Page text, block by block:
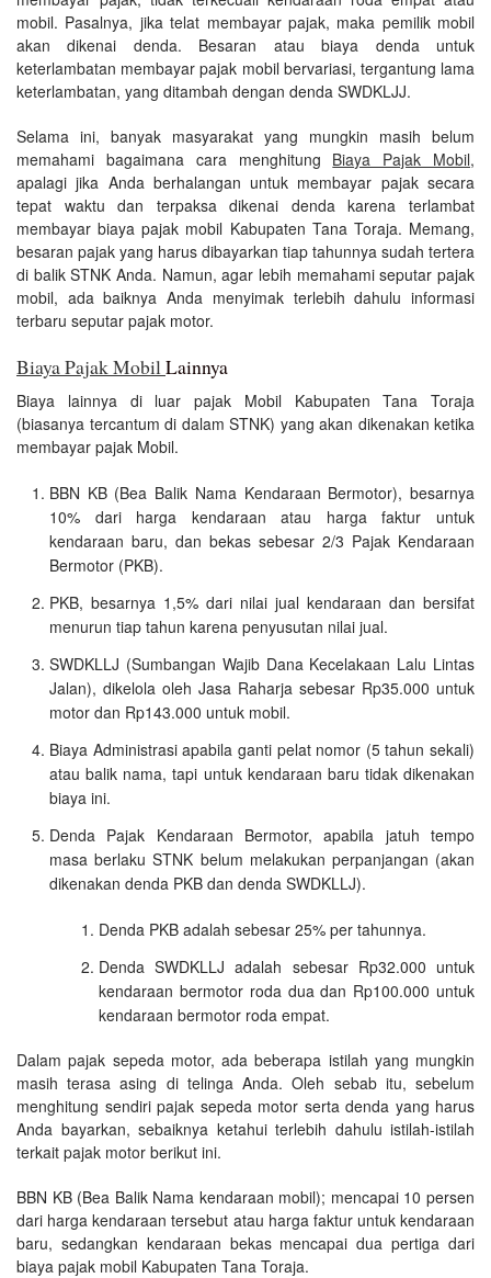
mobil. Pasalnya, jika telat membayar pajak, maka pemilik mobil
akan dikenai denda. Besaran atau biaya denda untuk
keterlambatan membayar pajak mobil bervariasi, tergantung lama
keterlambatan, yang ditambah dengan denda SWDKLJJ.
Selama ini, banyak masyarakat yang mungkin masih belum
memahami bagaimana cara menghitung Biaya Pajak Mobil,
apalagi jika Anda berhalangan untuk membayar pajak secara
tepat waktu dan terpaksa dikenai denda karena terlambat
membayar biaya pajak mobil Kabupaten Tana Toraja. Memang,
besaran pajak yang harus dibayarkan tiap tahunnya sudah tertera
di balik STNK Anda. Namun, agar lebih memahami seputar pajak
mobil, ada baiknya Anda menyimak terlebih dahulu informasi
terbaru seputar pajak motor.
Biaya Pajak MobilLainnya
Biaya lainnya di luar pajak Mobil Kabupaten Tana Toraja
(biasanya tercantum di dalam STNK) yang akan dikenakan ketika
membayar pajak Mobil.
BBN KB (Bea Balik Nama Kendaraan Bermotor), besarnya
10% dari harga kendaraan atau harga faktur untuk
kendaraan baru, dan bekas sebesar 2/3 Pajak Kendaraan
Bermotor (PKB).
PKB, besarnya 1,5% dari nilai jual kendaraan dan bersifat
menurun tiap tahun karena penyusutan nilai jual.
SWDKLLJ (Sumbangan Wajib Dana Kecelakaan Lalu Lintas
Jalan), dikelola oleh Jasa Raharja sebesar Rp35.000 untuk
motor dan Rp143.000 untuk mobil.
Biaya Administrasi apabila ganti pelat nomor (5 tahun sekali)
atau balik nama, tapi untuk kendaraan baru tidak dikenakan
biaya ini.
Denda Pajak Kendaraan Bermotor, apabila jatuh tempo
masa berlaku STNK belum melakukan perpanjangan (akan
dikenakan denda PKB dan denda SWDKLLJ).
Denda PKB adalah sebesar 25% per tahunnya.
Denda SWDKLLJ adalah sebesar Rp32.000 untuk
kendaraan bermotor roda dua dan Rp100.000 untuk
kendaraan bermotor roda empat.
Dalam pajak sepeda motor, ada beberapa istilah yang mungkin
masih terasa asing di telinga Anda. Oleh sebab itu, sebelum
menghitung sendiri pajak sepeda motor serta denda yang harus
Anda bayarkan, sebaiknya ketahui terlebih dahulu istilah-istilah
terkait pajak motor berikut ini.
BBN KB (Bea Balik Nama kendaraan mobil); mencapai 10 persen
dari harga kendaraan tersebut atau harga faktur untuk kendaraan
baru, sedangkan kendaraan bekas mencapai dua pertiga dari
biaya pajak mobil Kabupaten Tana Toraja.